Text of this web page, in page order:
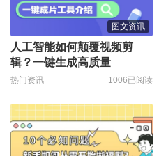
图文资讯
人工智能如何颠覆视频剪
辑？一键生成高质量
热门资讯 1006已阅读